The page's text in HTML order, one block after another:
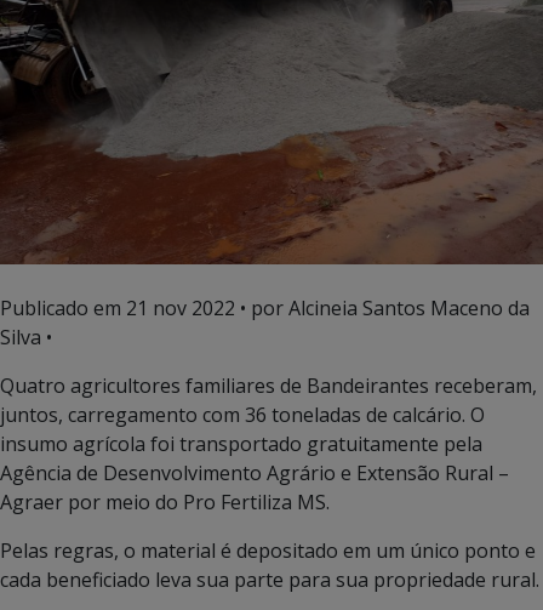
Publicado em 21 nov 2022 • por Alcineia Santos Maceno da
Silva •
Quatro agricultores familiares de Bandeirantes receberam,
juntos, carregamento com 36 toneladas de calcário. O
insumo agrícola foi transportado gratuitamente pela
Agência de Desenvolvimento Agrário e Extensão Rural –
Agraer por meio do Pro Fertiliza MS.
Pelas regras, o material é depositado em um único ponto e
cada beneficiado leva sua parte para sua propriedade rural.